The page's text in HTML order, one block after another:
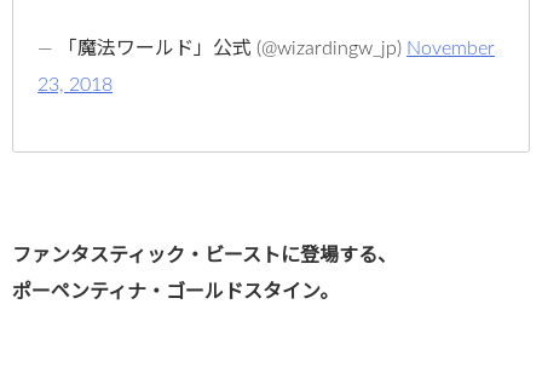
— 「魔法ワールド」公式 (@wizardingw_jp) November
23, 2018
ファンタスティック・ビーストに登場する、
ポーペンティナ・ゴールドスタイン。